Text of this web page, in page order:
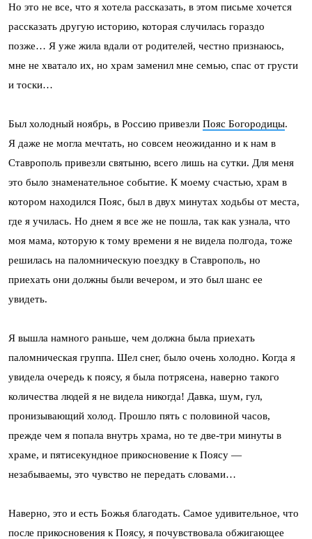
Но это не все, что я хотела рассказать, в этом письме хочется
рассказать другую историю, которая случилась гораздо
позже… Я уже жила вдали от родителей, честно признаюсь,
мне не хватало их, но храм заменил мне семью, спас от грусти
и тоски…
Был холодный ноябрь, в Россию привезли Пояс Богородицы.
Я даже не могла мечтать, но совсем неожиданно и к нам в
Ставрополь привезли святыню, всего лишь на сутки. Для меня
это было знаменательное событие. К моему счастью, храм в
котором находился Пояс, был в двух минутах ходьбы от места,
где я училась. Но днем я все же не пошла, так как узнала, что
моя мама, которую к тому времени я не видела полгода, тоже
решилась на паломническую поездку в Ставрополь, но
приехать они должны были вечером, и это был шанс ее
увидеть.
Я вышла намного раньше, чем должна была приехать
паломническая группа. Шел снег, было очень холодно. Когда я
увидела очередь к поясу, я была потрясена, наверно такого
количества людей я не видела никогда! Давка, шум, гул,
пронизывающий холод. Прошло пять с половиной часов,
прежде чем я попала внутрь храма, но те две-три минуты в
храме, и пятисекундное прикосновение к Поясу —
незабываемы, это чувство не передать словами…
Наверно, это и есть Божья благодать. Самое удивительное, что
после прикосновения к Поясу, я почувствовала обжигающее